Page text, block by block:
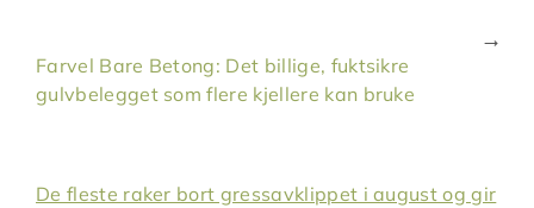
Farvel Bare Betong: Det billige, fuktsikre
gulvbelegget som flere kjellere kan bruke
De fleste raker bort gressavklippet i august og gir